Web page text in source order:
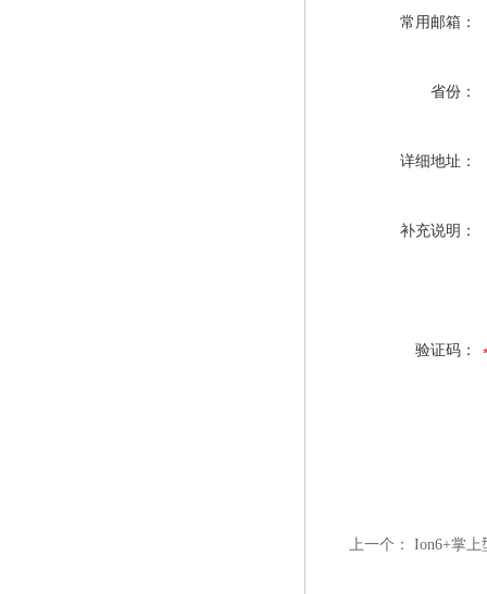
常用邮箱：
省份：
详细地址：
补充说明：
验证码：
上一个： Ion6+掌上